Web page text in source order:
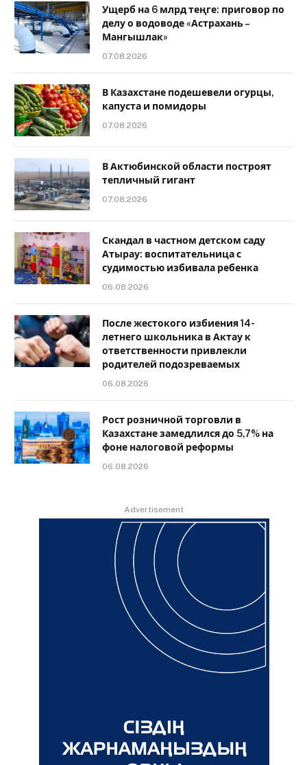
Ущерб на 6 млрд теңге: приговор по
делу о водоводе «Астрахань –
Мангышлак»
07.08.2026
В Казахстане подешевели огурцы,
капуста и помидоры
07.08.2026
В Актюбинской области построят
тепличный гигант
07.08.2026
Скандал в частном детском саду
Атырау: воспитательница с
судимостью избивала ребенка
06.08.2026
После жестокого избиения 14-
летнего школьника в Актау к
ответственности привлекли
родителей подозреваемых
06.08.2026
Рост розничной торговли в
Казахстане замедлился до 5,7% на
фоне налоговой реформы
06.08.2026
Advertisement